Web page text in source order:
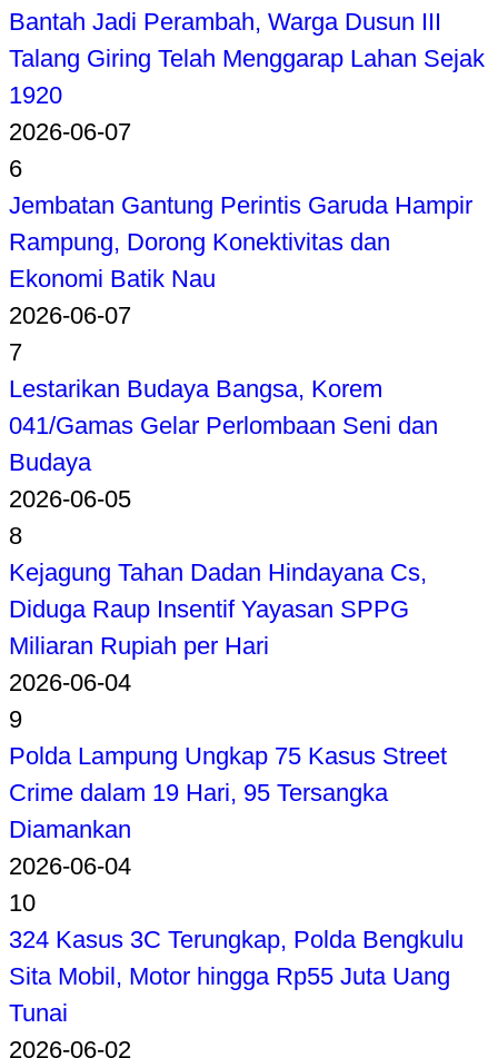
Bantah Jadi Perambah, Warga Dusun III
Talang Giring Telah Menggarap Lahan Sejak
1920
2026-06-07
6
Jembatan Gantung Perintis Garuda Hampir
Rampung, Dorong Konektivitas dan
Ekonomi Batik Nau
2026-06-07
7
Lestarikan Budaya Bangsa, Korem
041/Gamas Gelar Perlombaan Seni dan
Budaya
2026-06-05
8
Kejagung Tahan Dadan Hindayana Cs,
Diduga Raup Insentif Yayasan SPPG
Miliaran Rupiah per Hari
2026-06-04
9
Polda Lampung Ungkap 75 Kasus Street
Crime dalam 19 Hari, 95 Tersangka
Diamankan
2026-06-04
10
324 Kasus 3C Terungkap, Polda Bengkulu
Sita Mobil, Motor hingga Rp55 Juta Uang
Tunai
2026-06-02